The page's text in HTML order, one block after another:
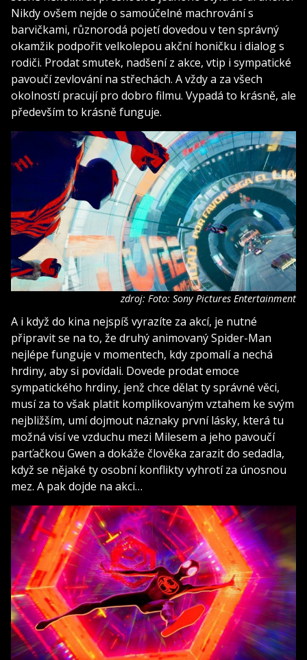
Nikdy ovšem nejde o samoúčelné machrování s
barvičkami, různorodá pojetí dovedou v ten správný
okamžik podpořit velkolepou akční honičku i dialog s
rodiči. Prodat smutek, nadšení z akce, vtip i sympatické
pavoučí zevlování na střechách. A vždy a za všech
okolností pracují pro dobro filmu. Vypadá to krásně, ale
především to krásně funguje.
zdroj: Foto: Sony Pictures Entertainment
A i když do kina nejspíš vyrazíte za akcí, je nutné
připravit se na to, že druhý animovaný Spider-Man
nejlépe funguje v momentech, kdy zpomalí a nechá
hrdiny, aby si povídali. Dovede prodat emoce
sympatického hrdiny, jenž chce dělat ty správné věci,
musí za to však platit komplikovaným vztahem ke svým
nejbližším, umí dojmout náznaky první lásky, která tu
možná visí ve vzduchu mezi Milesem a jeho pavoučí
parťačkou Gwen a dokáže člověka zarazit do sedadla,
když se nějaké ty osobní konflikty vyhrotí za únosnou
mez. A pak dojde na akci…